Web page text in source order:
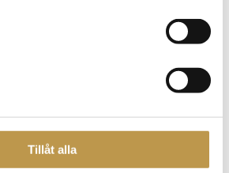
Tillåt alla
CFO/ Chef Verksamhetsstyrning & stöd
& stöd